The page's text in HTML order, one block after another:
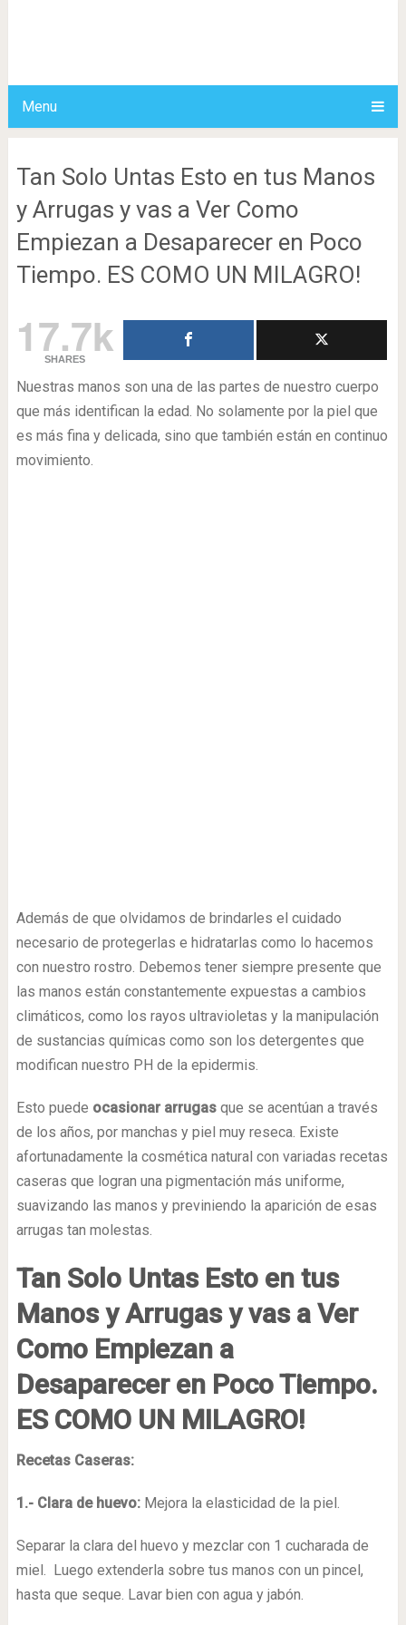
Menu
Tan Solo Untas Esto en tus Manos
y Arrugas y vas a Ver Como
Empiezan a Desaparecer en Poco
Tiempo. ES COMO UN MILAGRO!
17.7k
SHARES
Nuestras manos son una de las partes de nuestro cuerpo
que más identifican la edad. No solamente por la piel que
es más fina y delicada, sino que también están en continuo
movimiento.
Además de que olvidamos de brindarles el cuidado
necesario de protegerlas e hidratarlas como lo hacemos
con nuestro rostro. Debemos tener siempre presente que
las manos están constantemente expuestas a cambios
climáticos, como los rayos ultravioletas y la manipulación
de sustancias químicas como son los detergentes que
modifican nuestro PH de la epidermis.
Esto puede ocasionar arrugasque se acentúan a través
de los años, por manchas y piel muy reseca. Existe
afortunadamente la cosmética natural con variadas recetas
caseras que logran una pigmentación más uniforme,
suavizando las manos y previniendo la aparición de esas
arrugas tan molestas.
Tan Solo Untas Esto en tus
Manos y Arrugas y vas a Ver
Como Empiezan a
Desaparecer en Poco Tiempo.
ES COMO UN MILAGRO!
Recetas Caseras:
1.- Clara de huevo:Mejora la elasticidad de la piel.
Separar la clara del huevo y mezclar con 1 cucharada de
miel. Luego extenderla sobre tus manos con un pincel,
hasta que seque. Lavar bien con agua y jabón.